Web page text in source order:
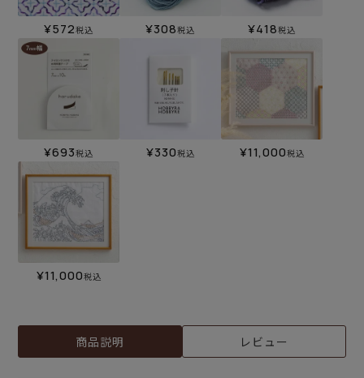
¥572税込 ¥308税込 ¥418税込
¥693税込 ¥330税込 ¥11,000税込
¥11,000税込
商品説明 レビュー